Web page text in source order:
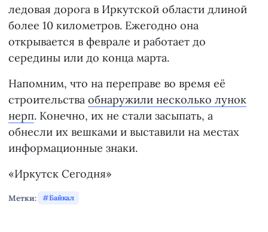
ледовая дорога в Иркутской области длиной
более 10 километров. Ежегодно она
открывается в феврале и работает до
середины или до конца марта.
Напомним, что на переправе во время её
строительства обнаружили несколько лунок
нерп. Конечно, их не стали засыпать, а
обнесли их вешками и выставили на местах
информационные знаки.
«Иркутск Сегодня»
Метки: Байкал